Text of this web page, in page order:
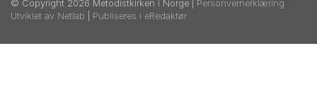
© Copyright 2026 Metodistkirken i Norge | Personvernerklæring
Utviklet av Netlab
Publiseres i eRedaktør